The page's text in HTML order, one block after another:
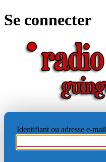
Se connecter
Identifiant ou adresse e-mail